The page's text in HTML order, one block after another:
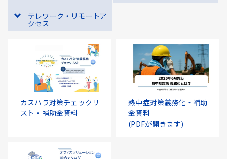
テレワーク・リモートア
クセス
カスハラ対策チェックリ
スト・補助金資料
熱中症対策義務化・補助
金資料
(PDFが開きます)